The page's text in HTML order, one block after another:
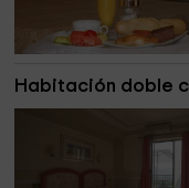
Habitación doble